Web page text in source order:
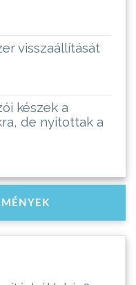
visszaállítását
készek a
de nyitottak a